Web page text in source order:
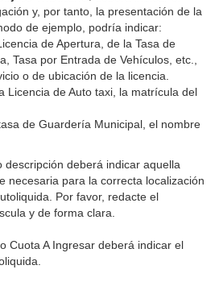
y, por tanto, la presentación de la
de ejemplo, podría indicar:
de Apertura, de la Tasa de
Tasa por Entrada de Vehículos, etc.,
o de ubicación de la licencia.
Licencia de Auto taxi, la matrícula del
de Guardería Municipal, el nombre
descripción deberá indicar aquella
necesaria para la correcta localización
Por favor, redacte el
y de forma clara.
Cuota A Ingresar deberá indicar el